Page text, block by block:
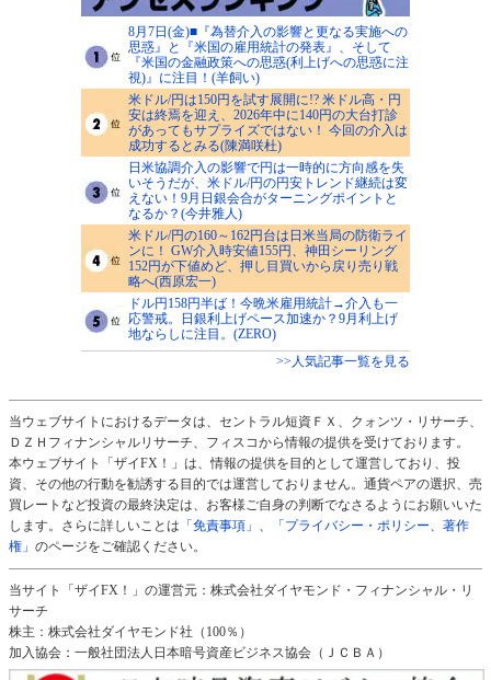
8月7日(金)■『為替介入の影響と更なる実施への
思惑』と『米国の雇用統計の発表』、そして
『米国の金融政策への思惑(利上げへの思惑に注
視)』に注目！(羊飼い)
米ドル/円は150円を試す展開に!? 米ドル高・円
安は終焉を迎え、2026年中に140円の大台打診
があってもサプライズではない！ 今回の介入は
成功するとみる(陳満咲杜)
日米協調介入の影響で円は一時的に方向感を失
いそうだが、米ドル/円の円安トレンド継続は変
えない！9月日銀会合がターニングポイントと
なるか？(今井雅人)
米ドル/円の160～162円台は日米当局の防衛ライ
ンに！ GW介入時安値155円、神田シーリング
152円が下値めど、押し目買いから戻り売り戦
略へ(西原宏一)
ドル円158円半ば！今晩米雇用統計→介入も一
応警戒。日銀利上げペース加速か？9月利上げ
地ならしに注目。(ZERO)
>>人気記事一覧を見る
当ウェブサイトにおけるデータは、セントラル短資ＦＸ、クォンツ・リサーチ、
ＤＺＨフィナンシャルリサーチ、フィスコから情報の提供を受けております。
本ウェブサイト「ザイFX！」は、情報の提供を目的として運営しており、投
資、その他の行動を勧誘する目的では運営しておりません。通貨ペアの選択、売
買レートなど投資の最終決定は、お客様ご自身の判断でなさるようにお願いいた
します。さらに詳しいことは 「免責事項」
「プライバシー・ポリシー、著作
権」 のページをご確認ください。
当サイト「ザイFX！」の運営元：株式会社ダイヤモンド・フィナンシャル・リ
サーチ
株主：株式会社ダイヤモンド社（100％）
加入協会：一般社団法人日本暗号資産ビジネス協会（ＪＣＢＡ）